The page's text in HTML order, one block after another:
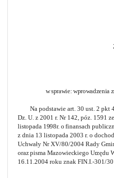
w sprawie:wprowadzenia
Na podstawie art. 30 ust. 2 pkt
Dz. U. z 2001 r. Nr 142, póz. 1591
listopada 1998r. o finansach
z dnia 13 listopada 2003 r. o
Uchwały Nr XV/80/2004 Rady
oraz pisma Mazowieckiego Urzędu
16.11.2004 roku znak FIN.I.-301/